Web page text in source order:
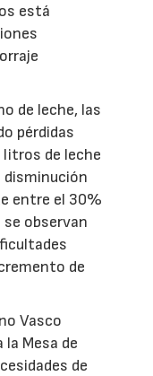
está
de leche, las
pérdidas
de leche
disminución
entre el 30%
observan
de
Vasco
Mesa de
de